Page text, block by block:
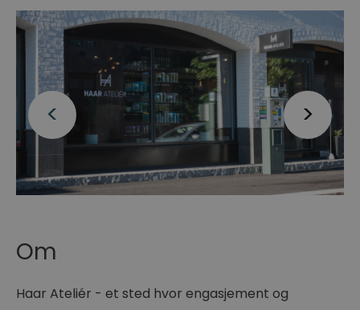
Om
Haar Ateliér - et sted hvor engasjement og